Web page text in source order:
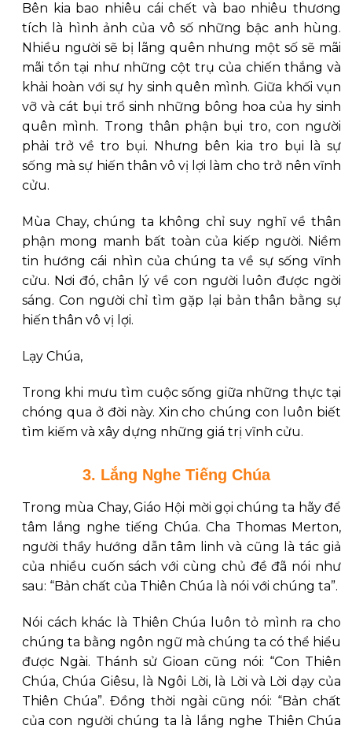
Bên kia bao nhiêu cái chết và bao nhiêu thương
tích là hình ảnh của vô số những bậc anh hùng.
Nhiều người sẽ bị lãng quên nhưng một số sẽ mãi
mãi tồn tại như những cột trụ của chiến thắng và
khải hoàn với sự hy sinh quên mình. Giữa khối vụn
vỡ và cát bụi trổ sinh những bông hoa của hy sinh
quên mình. Trong thân phận bụi tro, con người
phải trở về tro bụi. Nhưng bên kia tro bụi là sự
sống mà sự hiến thân vô vị lợi làm cho trở nên vĩnh
cửu.
Mùa Chay, chúng ta không chỉ suy nghĩ về thân
phận mong manh bất toàn của kiếp người. Niềm
tin hướng cái nhìn của chúng ta về sự sống vĩnh
cửu. Nơi đó, chân lý về con người luôn được ngời
sáng. Con người chỉ tìm gặp lại bản thân bằng sự
hiến thân vô vị lợi.
Lạy Chúa,
Trong khi mưu tìm cuộc sống giữa những thực tại
chóng qua ở đời này. Xin cho chúng con luôn biết
tìm kiếm và xây dựng những giá trị vĩnh cửu.
3. Lắng Nghe Tiếng Chúa
Trong mùa Chay, Giáo Hội mời gọi chúng ta hãy để
tâm lắng nghe tiếng Chúa. Cha Thomas Merton,
người thầy hướng dẫn tâm linh và cũng là tác giả
của nhiều cuốn sách với cùng chủ đề đã nói như
sau: “Bản chất của Thiên Chúa là nói với chúng ta”.
Nói cách khác là Thiên Chúa luôn tỏ mình ra cho
chúng ta bằng ngôn ngữ mà chúng ta có thể hiểu
được Ngài. Thánh sử Gioan cũng nói: “Con Thiên
Chúa, Chúa Giêsu, là Ngôi Lời, là Lời và Lời dạy của
Thiên Chúa”. Ðồng thời ngài cũng nói: “Bản chất
của con người chúng ta là lắng nghe Thiên Chúa